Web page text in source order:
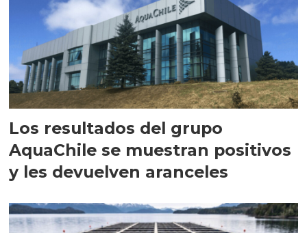
Los resultados del grupo
AquaChile se muestran positivos
y les devuelven aranceles